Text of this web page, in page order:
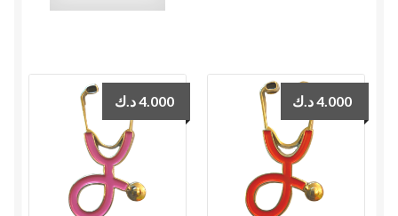
4.000د.ك 4.000د.ك